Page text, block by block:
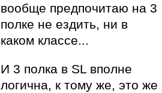
вообще предпочитаю на 3
полке не ездить, ни в
каком классе...
И 3 полка в SL вполне
логична, к тому же, это же